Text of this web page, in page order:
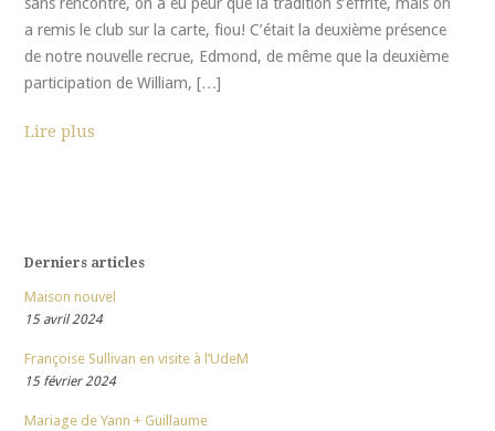
a remis le club sur la carte, fiou! C’était la deuxième présence
de notre nouvelle recrue, Edmond, de même que la deuxième
participation de William, […]
Lire plus
Derniers articles
Maison nouvel
15 avril 2024
Françoise Sullivan en visite à l’UdeM
15 février 2024
Mariage de Yann + Guillaume